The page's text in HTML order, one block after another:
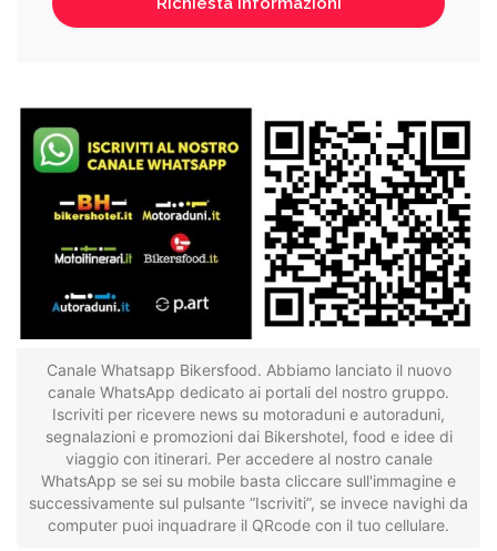
Canale Whatsapp Bikersfood. Abbiamo lanciato il nuovo
canale WhatsApp dedicato ai portali del nostro gruppo.
Iscriviti per ricevere news su motoraduni e autoraduni,
segnalazioni e promozioni dai Bikershotel, food e idee di
viaggio con itinerari. Per accedere al nostro canale
WhatsApp se sei su mobile basta cliccare sull'immagine e
successivamente sul pulsante “Iscriviti”, se invece navighi da
computer puoi inquadrare il QRcode con il tuo cellulare.